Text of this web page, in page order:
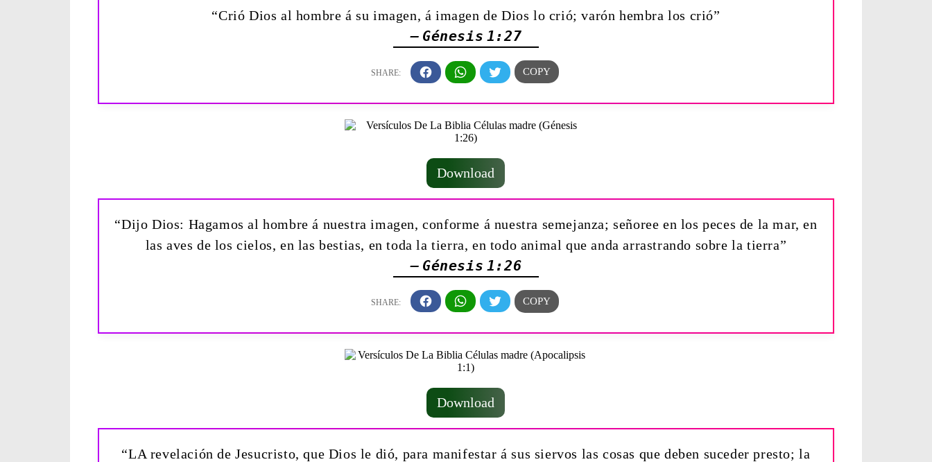
“Crió Dios al hombre á su imagen, á imagen de Dios lo crió; varón hembra los crió”
— Génesis 1:27
Download
“Dijo Dios: Hagamos al hombre á nuestra imagen, conforme á nuestra semejanza; señoree en los peces de la mar, en
las aves de los cielos, en las bestias, en toda la tierra, en todo animal que anda arrastrando sobre la tierra”
— Génesis 1:26
Download
“LA revelación de Jesucristo, que Dios le dió, para manifestar á sus siervos las cosas que deben suceder presto; la